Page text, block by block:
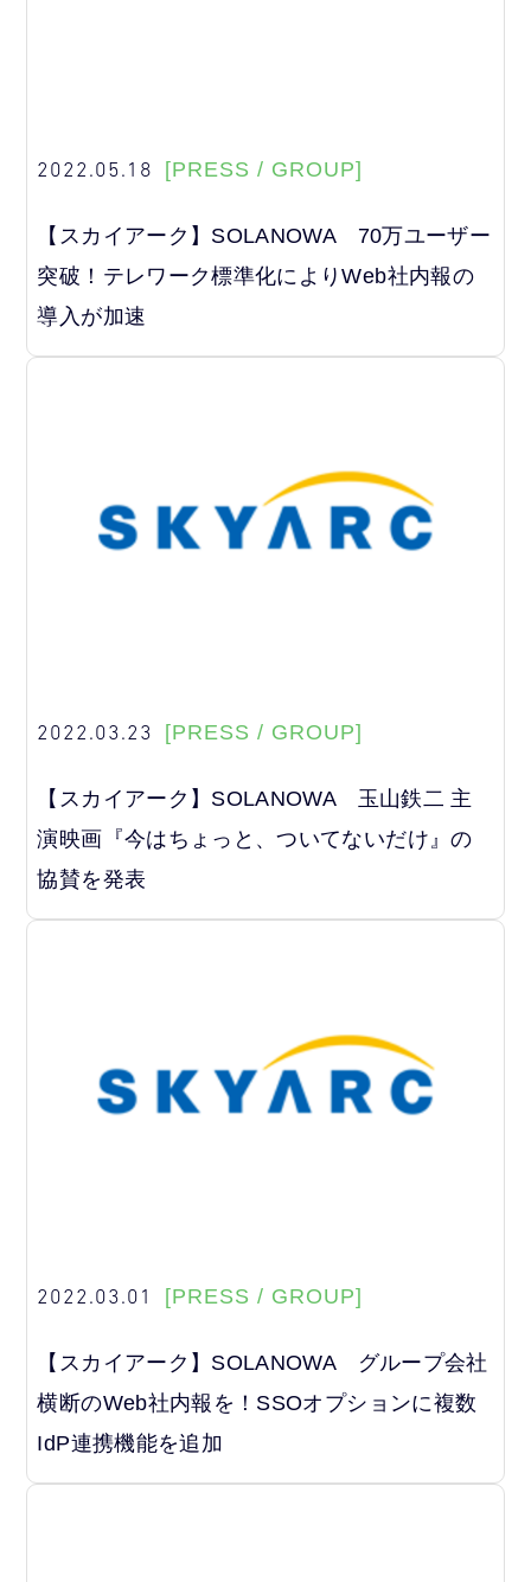
2022.05.18 [PRESS / GROUP]
【スカイアーク】SOLANOWA 70万ユーザー
突破！テレワーク標準化によりWeb社内報の
導入が加速
2022.03.23 [PRESS / GROUP]
【スカイアーク】SOLANOWA 玉山鉄二 主
演映画『今はちょっと、ついてないだけ』の
協賛を発表
2022.03.01 [PRESS / GROUP]
【スカイアーク】SOLANOWA グループ会社
横断のWeb社内報を！SSOオプションに複数
IdP連携機能を追加